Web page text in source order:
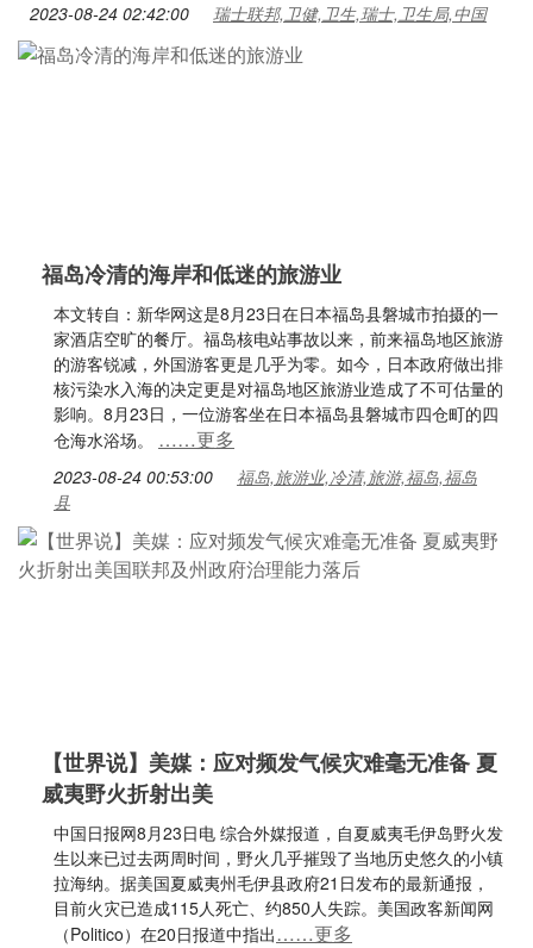
2023-08-24 02:42:00 瑞士联邦,卫健,卫生,瑞士,卫生局,中国
福岛冷清的海岸和低迷的旅游业
本文转自：新华网这是8月23日在日本福岛县磐城市拍摄的一
家酒店空旷的餐厅。福岛核电站事故以来，前来福岛地区旅游
的游客锐减，外国游客更是几乎为零。如今，日本政府做出排
核污染水入海的决定更是对福岛地区旅游业造成了不可估量的
影响。8月23日，一位游客坐在日本福岛县磐城市四仓町的四
仓海水浴场。 ……更多
2023-08-24 00:53:00
福岛,旅游业,冷清,旅游,福岛,福岛
县
【世界说】美媒：应对频发气候灾难毫无准备 夏
威夷野火折射出美
中国日报网8月23日电 综合外媒报道，自夏威夷毛伊岛野火发
生以来已过去两周时间，野火几乎摧毁了当地历史悠久的小镇
拉海纳。据美国夏威夷州毛伊县政府21日发布的最新通报，
目前火灾已造成115人死亡、约850人失踪。美国政客新闻网
（Politico）在20日报道中指出……更多